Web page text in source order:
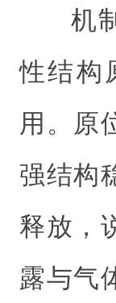
机
性结构
用。原
强结构
释放，
露与气